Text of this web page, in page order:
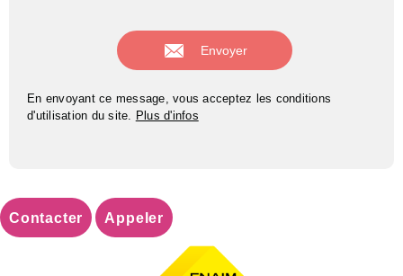
En envoyant ce message, vous acceptez les conditions
d'utilisation du site. Plus d'infos
Contacter Appeler